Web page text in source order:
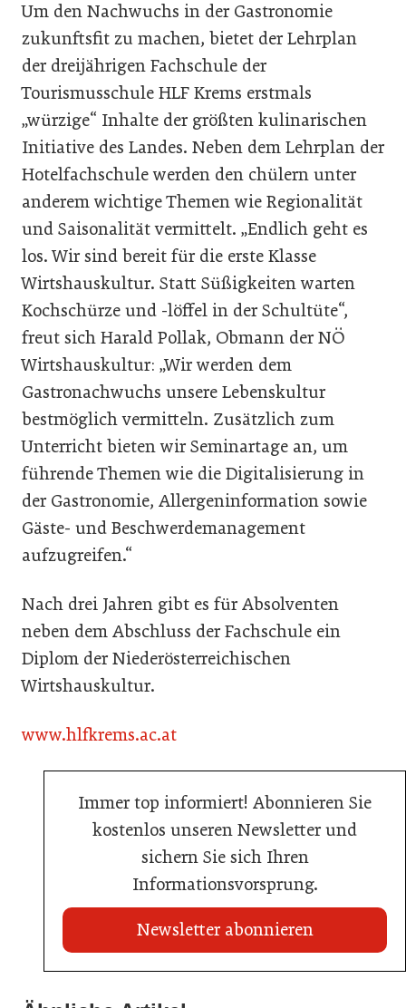
Um den Nachwuchs in der Gastronomie
zukunftsfit zu machen, bietet der Lehrplan
der dreijährigen Fachschule der
Tourismusschule HLF Krems erstmals
„würzige“ Inhalte der größten kulinarischen
Initiative des Landes. Neben dem Lehrplan der
Hotelfachschule werden den chülern unter
anderem wichtige Themen wie Regionalität
und Saisonalität vermittelt. „Endlich geht es
los. Wir sind bereit für die erste Klasse
Wirtshauskultur. Statt Süßigkeiten warten
Kochschürze und -löffel in der Schultüte“,
freut sich Harald Pollak, Obmann der NÖ
Wirtshauskultur: „Wir werden dem
Gastronachwuchs unsere Lebenskultur
bestmöglich vermitteln. Zusätzlich zum
Unterricht bieten wir Seminartage an, um
führende Themen wie die Digitalisierung in
der Gastronomie, Allergeninformation sowie
Gäste- und Beschwerdemanagement
aufzugreifen.“
Nach drei Jahren gibt es für Absolventen
neben dem Abschluss der Fachschule ein
Diplom der Niederösterreichischen
Wirtshauskultur.
www.hlfkrems.ac.at
Immer top informiert! Abonnieren Sie
kostenlos unseren Newsletter und
sichern Sie sich Ihren
Informationsvorsprung.
Newsletter abonnieren
21. Juli 2026